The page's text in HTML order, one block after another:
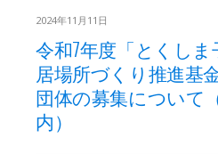
2024年11月11日
令和7年度「とくし
居場所づくり推進基
団体の募集について
内）